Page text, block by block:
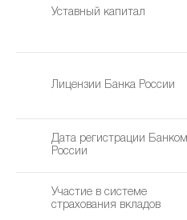
Уставный капитал
Лицензии Банка России
Дата регистрации Банком
России
Участие в системе
страхования вкладов